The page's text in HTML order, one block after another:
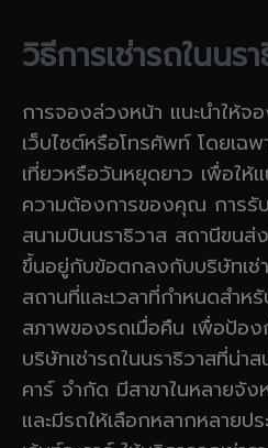
วิธีการเช่ารถในนร
การจองล่วงหน้า แนะนำให้จ
เว็บไซต์หรือโทรศัพท์ โดยเฉ
เที่ยวหรือวันหยุดยาว เพื่อให้
ความต้องการของคุณ การ
สนามบินนราธิวาส สถานีขน
ขึ้นอยู่กับข้อตกลงกับบริษัทเ
สถานที่และเวลาที่กำหนดสำ
สภาพของรถเมื่อคืน เพื่อป้อ
บริษัทเช่ารถในนราธิวาสที่น่า
คาร์ จำกัด มีสาขาในหลายจั
และมีรถให้เลือกหลากหลายป